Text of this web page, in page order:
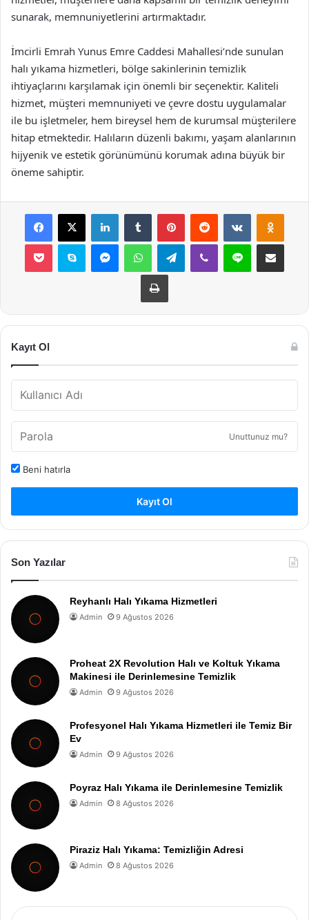
sunarak, memnuniyetlerini artırmaktadır.
İmcirli Emrah Yunus Emre Caddesi Mahallesi’nde sunulan
halı yıkama hizmetleri, bölge sakinlerinin temizlik
ihtiyaçlarını karşılamak için önemli bir seçenektir. Kaliteli
hizmet, müşteri memnuniyeti ve çevre dostu uygulamalar
ile bu işletmeler, hem bireysel hem de kurumsal müşterilere
hitap etmektedir. Halıların düzenli bakımı, yaşam alanlarının
hijyenik ve estetik görünümünü korumak adına büyük bir
öneme sahiptir.
Facebook
X LinkedInTumblr PinterestReddit VKontakte
Pocket Skype MessengerWhatsAppTelegramViber Line E-Posta ile
Yazdır
Kayıt Ol
Unuttunuz mu?
Beni hatırla
Kayıt Ol
Son Yazılar
Reyhanlı Halı Yıkama Hizmetleri
Admin 9 Ağustos 2026
Proheat 2X Revolution Halı ve Koltuk Yıkama
Makinesi ile Derinlemesine Temizlik
Admin 9 Ağustos 2026
Profesyonel Halı Yıkama Hizmetleri ile Temiz Bir
Ev
Admin 9 Ağustos 2026
Poyraz Halı Yıkama ile Derinlemesine Temizlik
Admin 8 Ağustos 2026
Piraziz Halı Yıkama: Temizliğin Adresi
Admin 8 Ağustos 2026